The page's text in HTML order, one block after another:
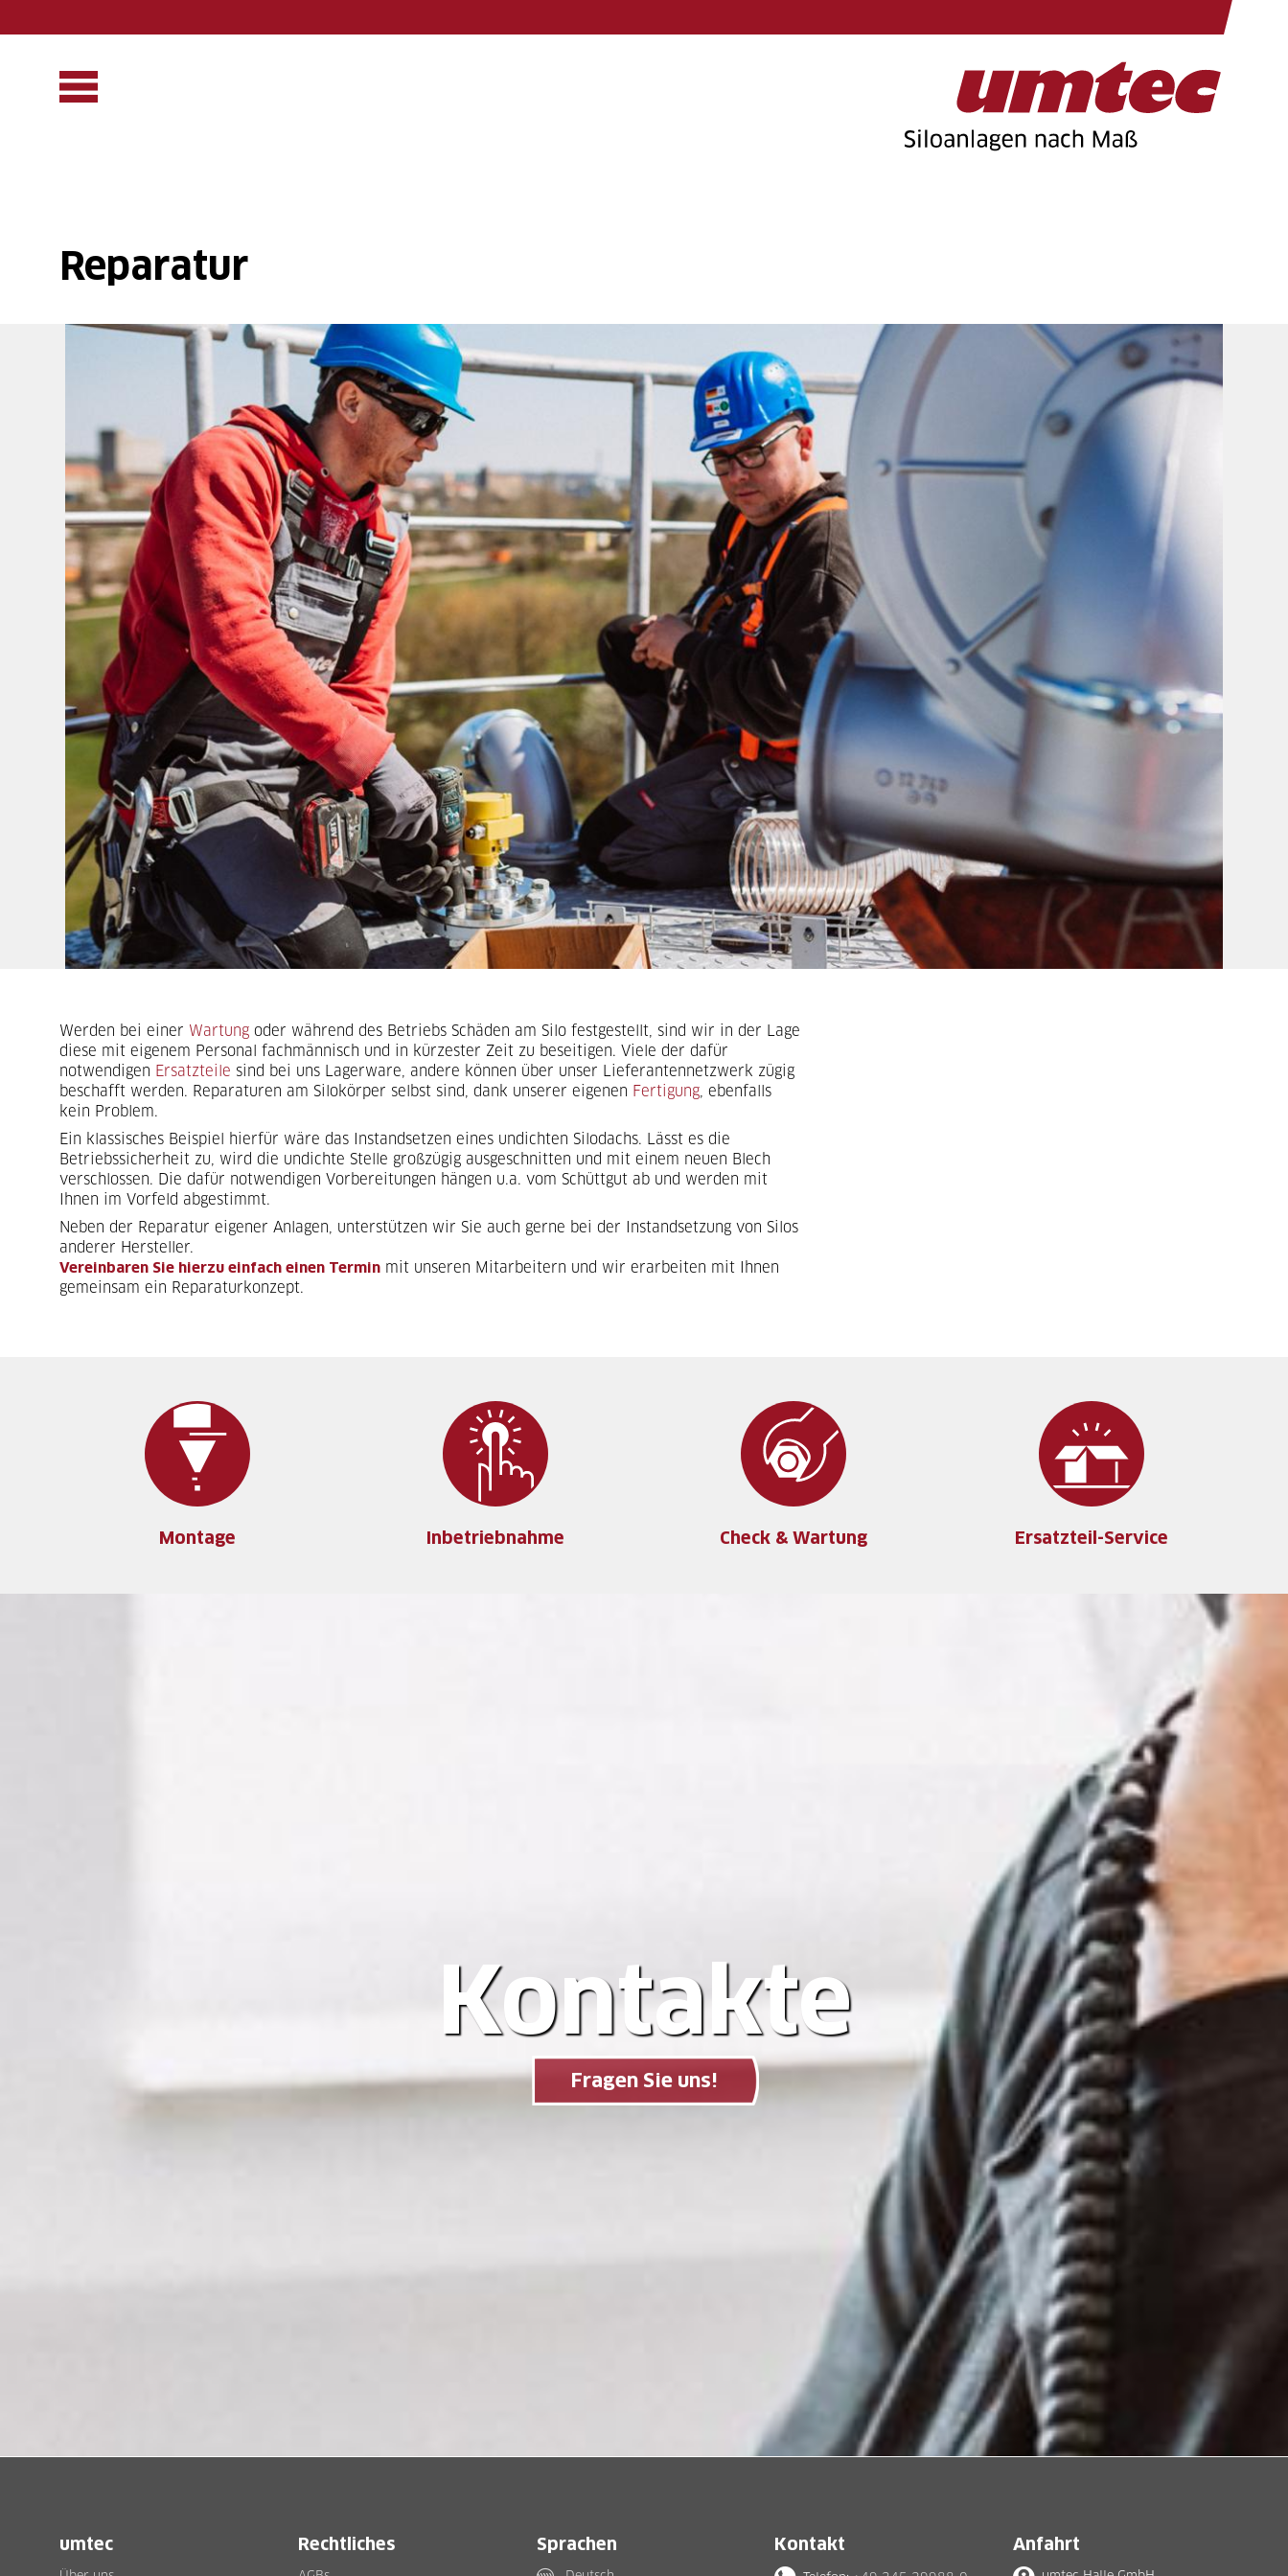
zum
Reparatur
Werden bei einer Wartung oder während des Betriebs Schäden am Silo festgestellt, sind wir in der Lage
diese mit eigenem Personal fachmännisch und in kürzester Zeit zu beseitigen. Viele der dafür
notwendigen Ersatzteile sind bei uns Lagerware, andere können über unser Lieferantennetzwerk zügig
beschafft werden. Reparaturen am Silokörper selbst sind, dank unserer eigenen Fertigung , ebenfalls
kein Problem.
Ein klassisches Beispiel hierfür wäre das Instandsetzen eines undichten Silodachs. Lässt es die
Betriebssicherheit zu, wird die undichte Stelle großzügig ausgeschnitten und mit einem neuen Blech
verschlossen. Die dafür notwendigen Vorbereitungen hängen u.a. vom Schüttgut ab und werden mit
Ihnen im Vorfeld abgestimmt.
Neben der Reparatur eigener Anlagen, unterstützen wir Sie auch gerne bei der Instandsetzung von Silos
anderer Hersteller.
Vereinbaren Sie hierzu einfach einen Termin mit unseren Mitarbeitern und wir erarbeiten mit Ihnen
gemeinsam ein Reparaturkonzept.
Montage Inbetriebnahme Check & Wartung Ersatzteil-Service
Kontakte
Fragen Sie uns!
umtec Rechtliches Sprachen Kontakt Anfahrt